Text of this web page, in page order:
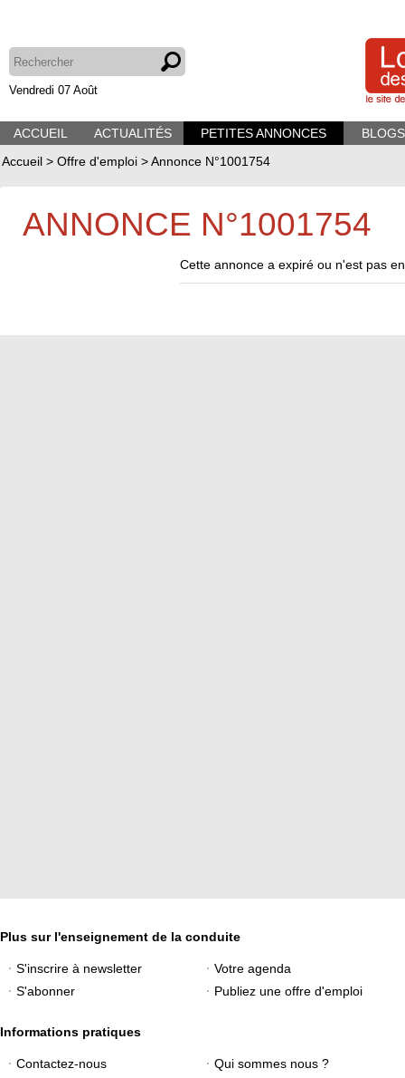
Vendredi 07 Août
ACCUEIL ACTUALITÉS PETITES ANNONCES
Accueil > Offre d'emploi >Annonce N°1001754
ANNONCE N°1001754
Cette annonce a expiré ou n'est pas
Plus sur l'enseignement de la conduite
S'inscrire à newsletter
Votre agenda
S'abonner
Publiez une offre d'emploi
Informations pratiques
Contactez-nous
Qui sommes nous ?